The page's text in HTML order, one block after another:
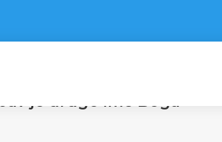
je drugo ime Boga